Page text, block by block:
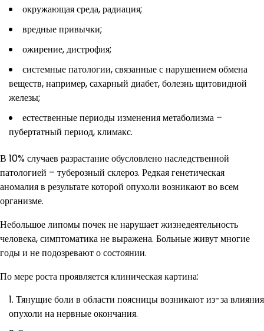
окружающая среда, радиация;
вредные привычки;
ожирение, дистрофия;
системные патологии, связанные с нарушением обмена
веществ, например, сахарный диабет, болезнь щитовидной
железы;
естественные периоды изменения метаболизма –
пубертатный период, климакс.
В 10% случаев разрастание обусловлено наследственной
патологией – туберозный склероз. Редкая генетическая
аномалия в результате которой опухоли возникают во всем
организме.
Небольшое липомы почек не нарушает жизнедеятельность
человека, симптоматика не выражена. Больные живут многие
годы и не подозревают о состоянии.
По мере роста проявляется клиническая картина:
Тянущие боли в области поясницы возникают из-за влияния
опухоли на нервные окончания.